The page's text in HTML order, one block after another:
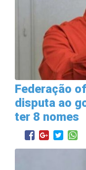
Federação
disputa ao
ter 8 nomes